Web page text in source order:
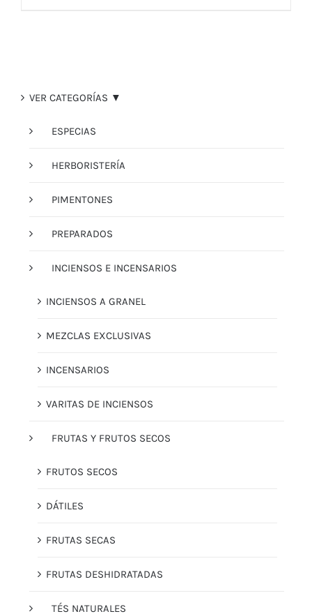
VER CATEGORÍAS ▼
ESPECIAS
HERBORISTERÍA
PIMENTONES
PREPARADOS
INCIENSOS E INCENSARIOS
INCIENSOS A GRANEL
MEZCLAS EXCLUSIVAS
INCENSARIOS
VARITAS DE INCIENSOS
FRUTAS Y FRUTOS SECOS
FRUTOS SECOS
DÁTILES
FRUTAS SECAS
FRUTAS DESHIDRATADAS
TÉS NATURALES